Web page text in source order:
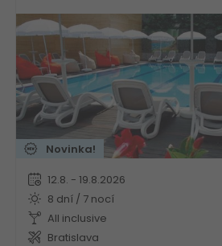
Novinka!
12.8. - 19.8.2026
8 dní / 7 nocí
All inclusive
Bratislava